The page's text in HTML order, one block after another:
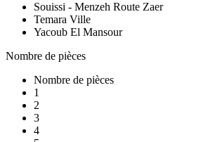
Souissi - Menzeh Route Zaer
Temara Ville
Yacoub El Mansour
Nombre de pièces
Nombre de pièces
1
2
3
4